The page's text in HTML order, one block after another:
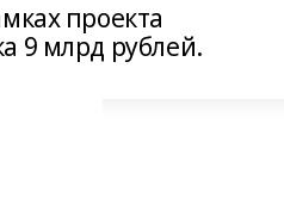
проекта
9 млрд рублей.